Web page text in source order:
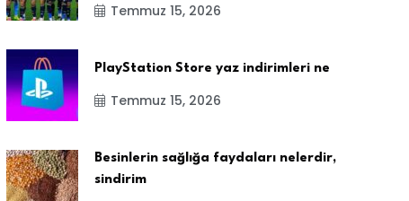
Temmuz 15, 2026
PlayStation Store yaz indirimleri ne
Temmuz 15, 2026
Besinlerin sağlığa faydaları nelerdir,
sindirim